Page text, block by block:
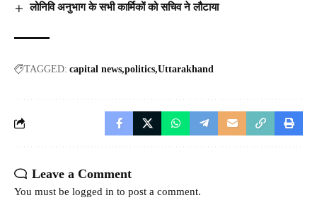
लोनिवि अनुभाग के सभी कार्मिकों को सचिव ने लौटाया
TAGGED: capital news politics Uttarakhand
Leave a Comment
You must be logged in to post a comment.